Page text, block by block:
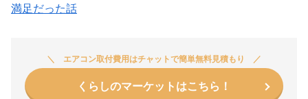
満足だった話
エアコン取付費用はチャットで簡単無料見積もり
くらしのマーケットはこちら！